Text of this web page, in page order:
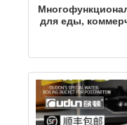
для еды,
для еды,
одноразовый
ложка,